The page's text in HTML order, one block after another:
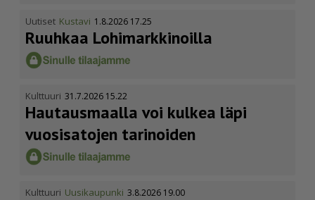
Uutiset Kustavi 1.8.2026 17.25
Ruuhkaa Lohimark­ki­noilla
Kulttuuri 31.7.2026 15.22
Hautausmaalla voi kulkea läpi
vuosisatojen tarinoiden
Kulttuuri Uusikaupunki 3.8.2026 19.00